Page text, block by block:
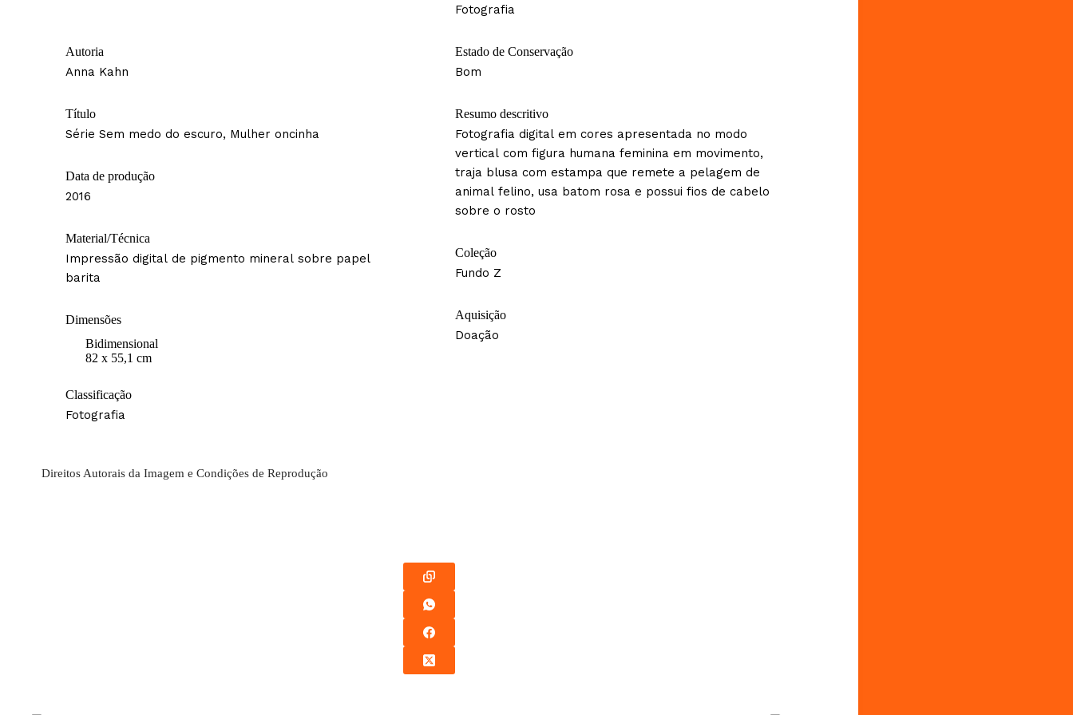
Autoria
Anna Kahn
Título
Série Sem medo do escuro, Mulher oncinha
Data de produção
2016
Material/Técnica
Impressão digital de pigmento mineral sobre papel
barita
Dimensões
Bidimensional
82 x 55,1 cm
Classificação
Fotografia
Fotografia
Estado de Conservação
Bom
Resumo descritivo
Fotografia digital em cores apresentada no modo
vertical com figura humana feminina em movimento,
traja blusa com estampa que remete a pelagem de
animal felino, usa batom rosa e possui fios de cabelo
sobre o rosto
Coleção
Fundo Z
Aquisição
Doação
Direitos Autorais da Imagem e Condições de Reprodução